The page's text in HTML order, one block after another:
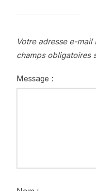
Votre adresse e-mail
champs obligatoires
Message :